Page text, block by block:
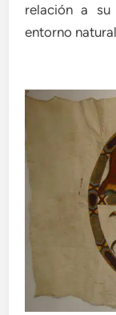
relación a
entorno